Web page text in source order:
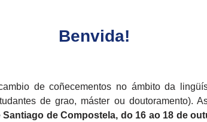
Benvida!
de coñecementos no ámbito da
de grao, máster ou doutoramento).
de Compostela, do 16 ao 18 de